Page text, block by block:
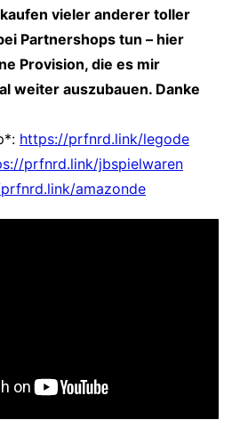
vieler anderer toller
Partnershops tun – hier
Provision, die es mir
weiter auszubauen. Danke
https://prfnrd.link/legode
prfnrd.link/jbspielwaren
amazonde